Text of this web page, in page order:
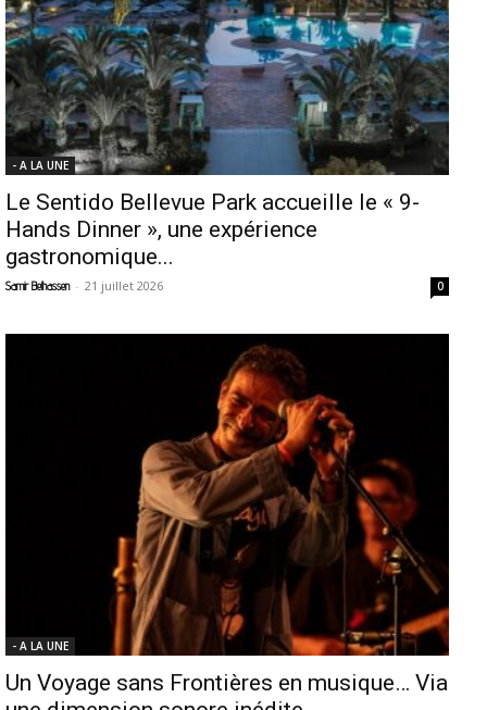
- A LA UNE
Le Sentido Bellevue Park accueille le « 9-
Hands Dinner », une expérience
gastronomique...
Samir Belhassen - 21 juillet 2026 0
- A LA UNE
Un Voyage sans Frontières en musique… Via